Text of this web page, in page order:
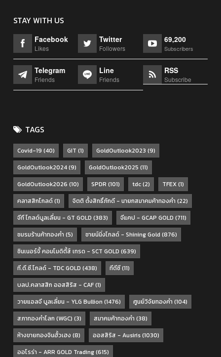
STAY WITH US
Facebook
Likes
Twitter
Followers
69,200
Subscribers
Telegram
Friends
Line
Friends
RSS
Subscribe
TAGS
Covid-19 (40) GIT (1) GoldOutlook2023 (9)
GoldOutlook2024(9) GoldOutlook2025 (11)
GoldOutlook2026 (10) SPDR (101) tdc(2) TFEX(1)
คลาสสิกโกลด์(1) จิตติ ตั้งสิทธิ์ภักดี - นายกสมาคมค้าทองคำ (22)
จีที โกลด์บูลเลี่ยน - GT GOLD (383) จีแคป - GCAP GOLD (711)
ชมรมร้านค้าทองคำ (5) ชายน์นิ่งโกลด์ - Shining Gold (876)
ซินเนอร์จี้ คอมโมดิตี้ส์ เทรด - SCT GOLD (639)
ที.ดี.ซี.โกลด์ - TDC GOLD (438) ทีดีซี(11)
บลป.คลาสสิก ออสสิริส - CAF(1)
วายแอลจี บูลเลี่ยน - YLG Bullion (1476) ศูนย์วิจัยทองคำ (104)
สภาทองคำโลก (WGC) (3) สมาคมค้าทองคำ (38)
ห้างขายทองจินฮั้วเฮง (8) ออสสิริส - Ausiris(1030)
ออโรร่า - ARR GOLD Trading(615)